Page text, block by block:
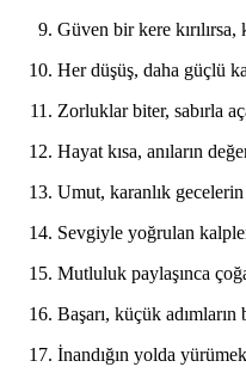
Güven bir kere kırılırsa,
Her düşüş, daha güçlü
Zorluklar biter, sabırla
Hayat kısa, anıların
Umut, karanlık
Sevgiyle yoğrulan
Mutluluk paylaşınca
Başarı, küçük
İnandığın yolda